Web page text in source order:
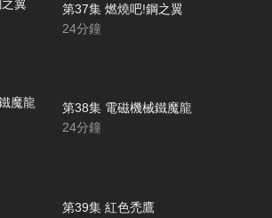
第37集 燃燒吧!鋼之翼
24分鐘
第38集 電磁機械鐵魔龍
24分鐘
第39集 紅色禿鷹